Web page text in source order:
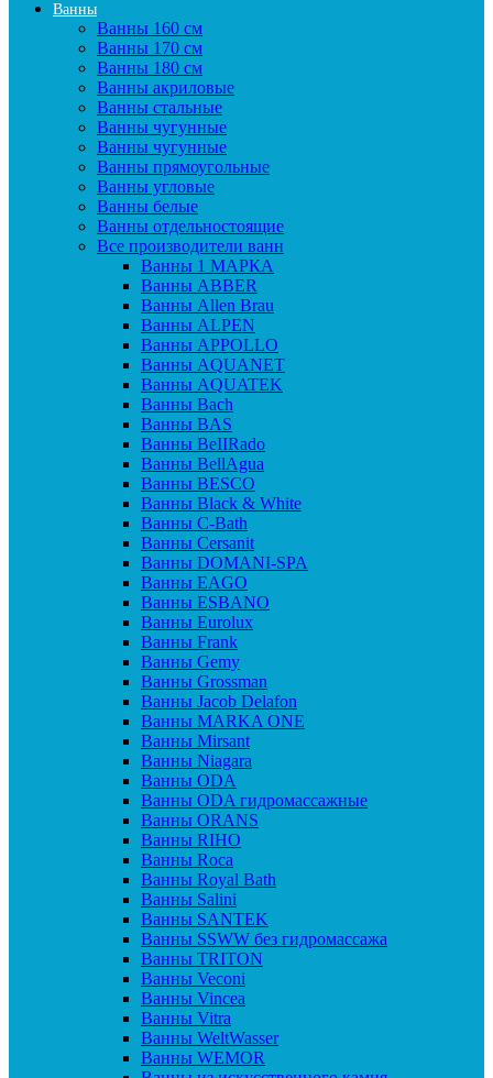
Ванны
Ванны 160 см
Ванны 170 см
Ванны 180 см
Ванны акриловые
Ванны стальные
Ванны чугунные
Ванны чугунные
Ванны прямоугольные
Ванны угловые
Ванны белые
Ванны отдельностоящие
Все производители ванн
Ванны 1 МАРКА
Ванны ABBER
Ванны Allen Brau
Ванны ALPEN
Ванны APPOLLO
Ванны AQUANET
Ванны AQUATEK
Ванны Bach
Ванны BAS
Ванны BeIIRado
Ванны BellAgua
Ванны BESCO
Ванны Black & White
Ванны C-Bath
Ванны Cersanit
Ванны DOMANI-SPA
Ванны EAGO
Ванны ESBANO
Ванны Eurolux
Ванны Frank
Ванны Gemy
Ванны Grossman
Ванны Jacob Delafon
Ванны MARKA ONE
Ванны Mirsant
Ванны Niagara
Ванны ODA
Ванны ODA гидромассажные
Ванны ORANS
Ванны RIHO
Ванны Roca
Ванны Royal Bath
Ванны Salini
Ванны SANTEK
Ванны SSWW без гидромассажа
Ванны TRITON
Ванны Veconi
Ванны Vincea
Ванны Vitra
Ванны WeltWasser
Ванны WEMOR